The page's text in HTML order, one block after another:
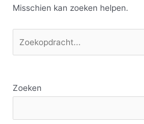
Misschien kan zoeken helpen.
Zoeken